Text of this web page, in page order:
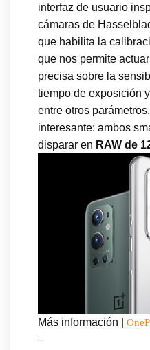
interfaz de usuario
cámaras de
que habilita la
que nos permite
precisa sobre la
tiempo de exposición
entre otros
interesante: ambos
disparar en RAW de
Más información |
–